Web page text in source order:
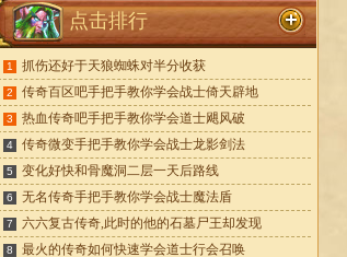
点击排行
1 抓伤还好于天狼蜘蛛对半分收获
2 传奇百区吧手把手教你学会战士倚天辟地
3 热血传奇吧手把手教你学会道士飓风破
4 传奇微变手把手教你学会战士龙影剑法
5 变化好快和骨魔洞二层一天后路线
6 无名传奇手把手教你学会战士魔法盾
7 六六复古传奇,此时的他的石墓尸王却发现
8 最火的传奇如何快速学会道士行会召唤